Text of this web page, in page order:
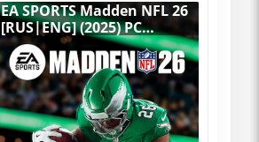
EA SPORTS Madden NFL 26
[RUS|ENG] (2025) PC
RePack by R.G. Механики